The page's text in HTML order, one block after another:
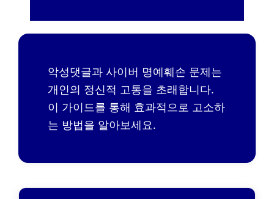
악성댓글과 사이버 명예훼손 문제는
개인의 정신적 고통을 초래합니다.
이 가이드를 통해 효과적으로 고소하
는 방법을 알아보세요.